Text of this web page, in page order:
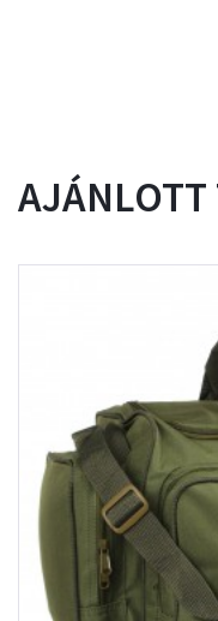
AJÁNLOTT